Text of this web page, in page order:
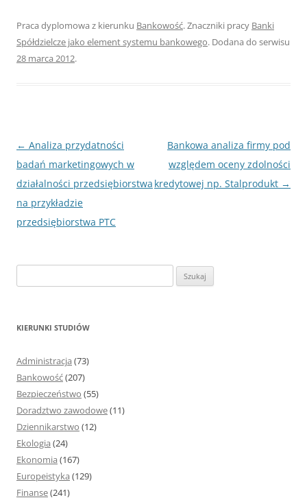
Praca dyplomowa z kierunku Bankowość. Znaczniki pracy Banki
Spółdzielcze jako element systemu bankowego. Dodana do serwisu
28 marca 2012.
Nawigacja
wpisu
← Analiza przydatności
badań marketingowych w
działalności przedsiębiorstwa
na przykładzie
przedsiębiorstwa PTC
Bankowa analiza firmy pod
względem oceny zdolności
kredytowej np. Stalprodukt →
z
KIERUNKI STUDIÓW
Administracja (73)
Bankowość(207)
Bezpieczeństwo (55)
Doradztwo zawodowe(11)
Dziennikarstwo (12)
Ekologia (24)
Ekonomia (167)
Europeistyka (129)
Finanse(241)